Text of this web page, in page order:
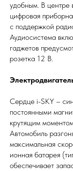
удобным. В центре
цифровая
с поддержкой
Аудиосистема
гаджетов
розетка 12 В.
Сердце i-SKY –
постоянными
крутящим
Автомобиль
максимальная
ионная батарея
обеспечивает